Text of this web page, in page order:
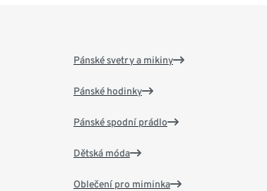
Pánské svetry a mikiny
Pánské hodinky
Pánské spodní prádlo
Dětská móda
Oblečení pro miminka